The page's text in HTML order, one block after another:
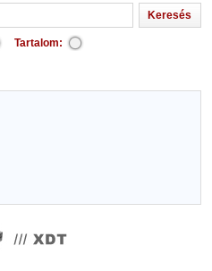
Tartalom: